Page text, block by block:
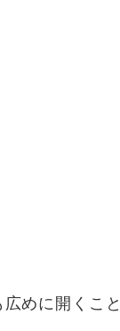
めに開くこと